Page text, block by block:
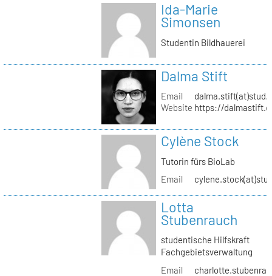
Ida-Marie
Simonsen
Studentin Bildhauerei
Dalma Stift
Email
Website https://
Cylène Stock
Tutorin fürs BioLab
Email
Lotta
Stubenrauch
studentische Hilfskraft
Fachgebietsverwaltung
Email